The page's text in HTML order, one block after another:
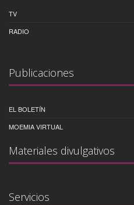
TV
RADIO
Publicaciones
EL BOLETÍN
MOEMIA VIRTUAL
Materiales divulgativos
Servicios